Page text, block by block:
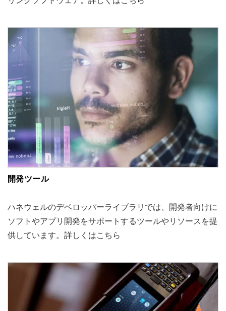
開発ツール
ハネウェルのデベロッパーライブラリでは、開発者向けに
ソフトやアプリ開発をサポートするツールやリソースを提
供しています。詳しくはこちら